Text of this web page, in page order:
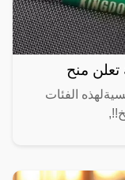
تعلن منح
الفئات